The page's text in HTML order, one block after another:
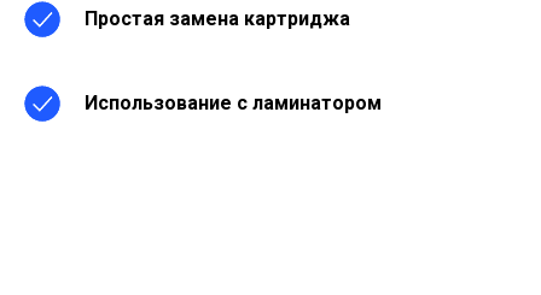
Простая замена картриджа
Использование с ламинатором